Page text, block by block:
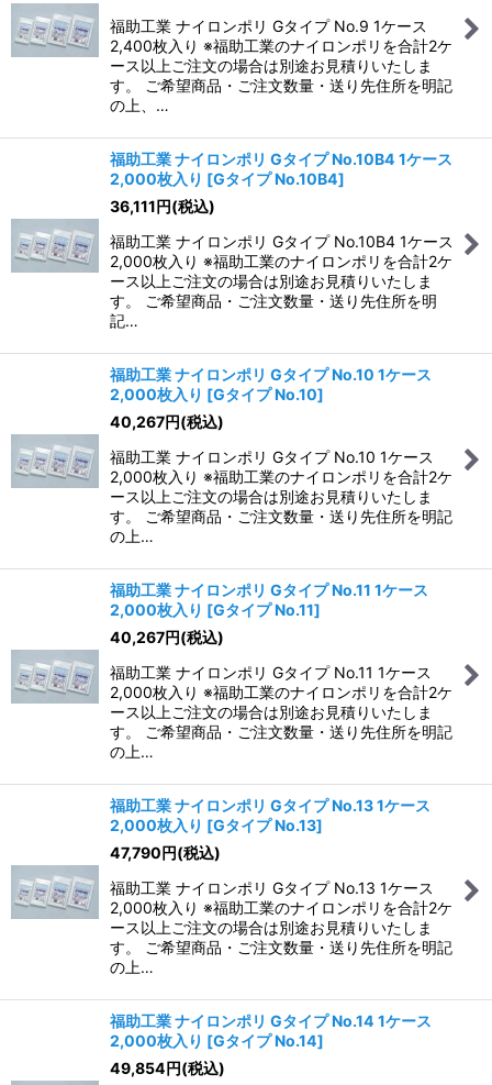
福助工業 ナイロンポリ Gタイプ No.9 1ケース
2,400枚入り ※福助工業のナイロンポリを合計2ケ
ース以上ご注文の場合は別途お見積りいたしま
す。 ご希望商品・ご注文数量・送り先住所を明記
の上、…
福助工業 ナイロンポリ Gタイプ No.10B4 1ケース
2,000枚入り [Gタイプ No.10B4]
36,111円(税込)
福助工業 ナイロンポリ Gタイプ No.10B4 1ケース
2,000枚入り ※福助工業のナイロンポリを合計2ケ
ース以上ご注文の場合は別途お見積りいたしま
す。 ご希望商品・ご注文数量・送り先住所を明
記…
福助工業 ナイロンポリ Gタイプ No.10 1ケース
2,000枚入り [Gタイプ No.10]
40,267円(税込)
福助工業 ナイロンポリ Gタイプ No.10 1ケース
2,000枚入り ※福助工業のナイロンポリを合計2ケ
ース以上ご注文の場合は別途お見積りいたしま
す。 ご希望商品・ご注文数量・送り先住所を明記
の上…
福助工業 ナイロンポリ Gタイプ No.11 1ケース
2,000枚入り [Gタイプ No.11]
40,267円(税込)
福助工業 ナイロンポリ Gタイプ No.11 1ケース
2,000枚入り ※福助工業のナイロンポリを合計2ケ
ース以上ご注文の場合は別途お見積りいたしま
す。 ご希望商品・ご注文数量・送り先住所を明記
の上…
福助工業 ナイロンポリ Gタイプ No.13 1ケース
2,000枚入り [Gタイプ No.13]
47,790円(税込)
福助工業 ナイロンポリ Gタイプ No.13 1ケース
2,000枚入り ※福助工業のナイロンポリを合計2ケ
ース以上ご注文の場合は別途お見積りいたしま
す。 ご希望商品・ご注文数量・送り先住所を明記
の上…
福助工業 ナイロンポリ Gタイプ No.14 1ケース
2,000枚入り [Gタイプ No.14]
49,854円(税込)